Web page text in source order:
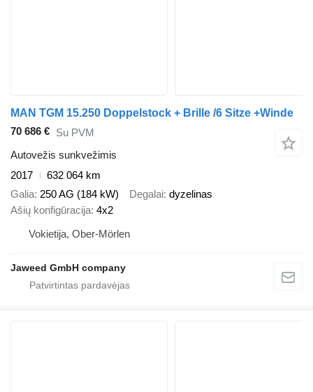
MAN TGM 15.250 Doppelstock + Brille /6 Sitze +Winde
70 686 € Su PVM
Autovežis sunkvežimis
2017
632 064 km
Galia 250 AG (184 kW) Degalai dyzelinas
Ašių konfigūracija 4x2
Vokietija, Ober-Mörlen
Jaweed GmbH company